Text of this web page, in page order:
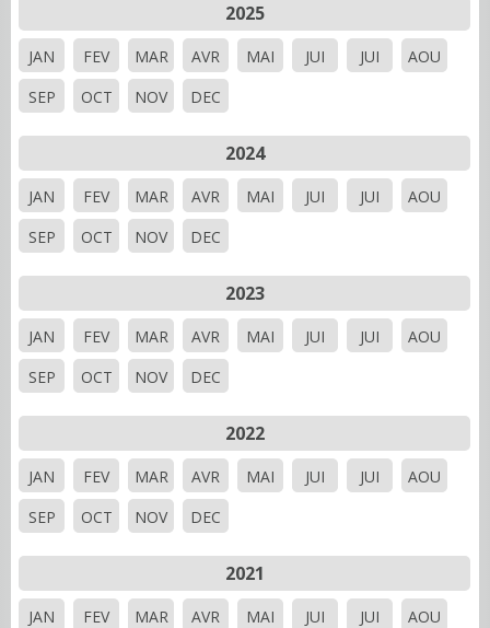
2025
JAN FEV MAR AVR MAI JUI JUI
AOU
SEP
OCT NOV DEC
2024
JAN FEV MAR AVR MAI JUI JUI
AOU
SEP
OCT NOV DEC
2023
JAN FEV MAR AVR MAI JUI JUI
AOU
SEP
OCT NOV DEC
2022
JAN FEV MAR AVR MAI JUI JUI
AOU
SEP
OCT NOV DEC
2021
JAN FEV MAR AVR MAI JUI JUI
AOU